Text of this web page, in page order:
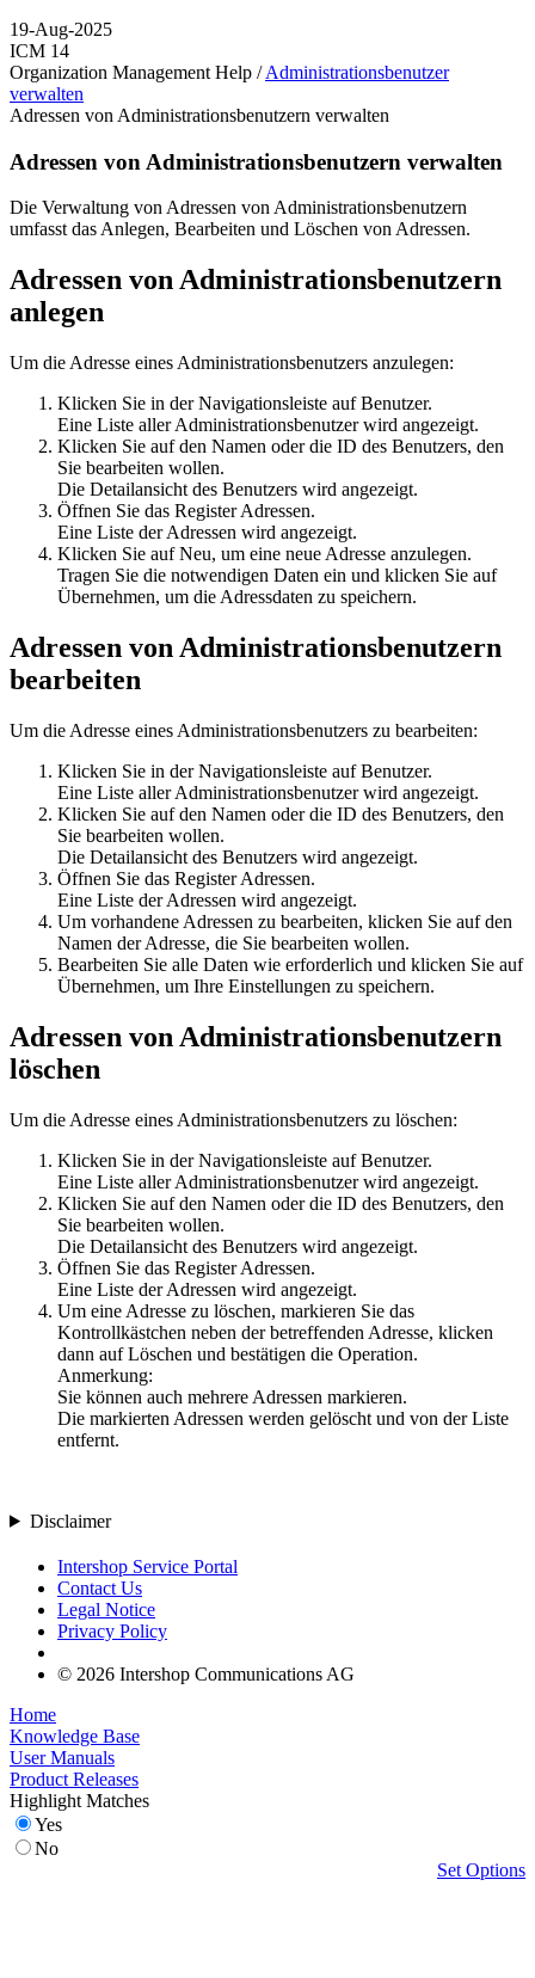
19-Aug-2025
ICM 14
Organization Management Help /Administrationsbenutzer
verwalten
Adressen von Administrationsbenutzern verwalten
Adressen von Administrationsbenutzern verwalten
Die Verwaltung von Adressen von Administrationsbenutzern
umfasst das Anlegen, Bearbeiten und Löschen von Adressen.
Adressen von Administrationsbenutzern
anlegen
Um die Adresse eines Administrationsbenutzers anzulegen:
Klicken Sie in der Navigationsleiste aufBenutzer.
Eine Liste aller Administrationsbenutzer wird angezeigt.
Klicken Sie auf den Namen oder die ID des Benutzers, den
Sie bearbeiten wollen.
Die Detailansicht des Benutzers wird angezeigt.
Öffnen Sie das RegisterAdressen.
Eine Liste der Adressen wird angezeigt.
Klicken Sie aufNeu, um eine neue Adresse anzulegen.
Tragen Sie die notwendigen Daten ein und klicken Sie auf
Übernehmen, um die Adressdaten zu speichern.
Adressen von Administrationsbenutzern
bearbeiten
Um die Adresse eines Administrationsbenutzers zu bearbeiten:
Klicken Sie in der Navigationsleiste aufBenutzer.
Eine Liste aller Administrationsbenutzer wird angezeigt.
Klicken Sie auf den Namen oder die ID des Benutzers, den
Sie bearbeiten wollen.
Die Detailansicht des Benutzers wird angezeigt.
Öffnen Sie das RegisterAdressen.
Eine Liste der Adressen wird angezeigt.
Um vorhandene Adressen zu bearbeiten, klicken Sie auf den
Namen der Adresse, die Sie bearbeiten wollen.
Bearbeiten Sie alle Daten wie erforderlich und klicken Sie auf
Übernehmen, um Ihre Einstellungen zu speichern.
Adressen von Administrationsbenutzern
löschen
Um die Adresse eines Administrationsbenutzers zu löschen:
Klicken Sie in der Navigationsleiste aufBenutzer.
Eine Liste aller Administrationsbenutzer wird angezeigt.
Klicken Sie auf den Namen oder die ID des Benutzers, den
Sie bearbeiten wollen.
Die Detailansicht des Benutzers wird angezeigt.
Öffnen Sie das RegisterAdressen.
Eine Liste der Adressen wird angezeigt.
Um eine Adresse zu löschen, markieren Sie das
Kontrollkästchen neben der betreffenden Adresse, klicken
dann aufLöschen und bestätigen die Operation.
Anmerkung:
Sie können auch mehrere Adressen markieren.
Die markierten Adressen werden gelöscht und von der Liste
entfernt.
Disclaimer
Intershop Service Portal
Contact Us
Legal Notice
Privacy Policy
© 2026 Intershop Communications AG
Home
Knowledge Base
User Manuals
Product Releases
Highlight Matches
Yes
No
Set Options